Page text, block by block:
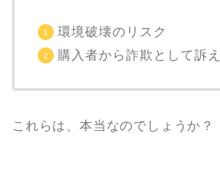
環境破壊のリスク
購入者から詐欺として訴
これらは、本当なのでしょうか？